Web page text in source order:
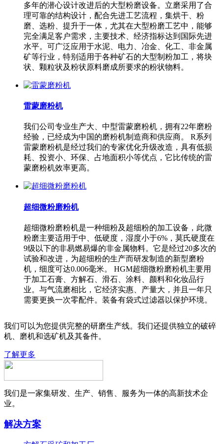
多年的潜心设计改进后的大型粉磨设备。立磨采用了合
理可靠的结构设计，配合先进工艺流程，集烘干、粉
磨、选粉、提升于一体，尤其在大型粉磨工艺中，能够
完全满足客户需求，主要技术、经济指标达到国际先进
水平。可广泛应用于水泥、电力、冶金、化工、非金属
矿等行业，特别适用于各种矿石的大型制粉加工，将块
状、颗粒状及粉状原料磨成所要求的粉状物料。
雷蒙磨粉机
我们公司专业生产大、中型雷蒙磨粉机，拥有22年磨粉
经验，已经成为中国的磨粉机制造商和供应商。 R系列
雷蒙磨粉机是经过我们的专家优化升级改造，具有低损
耗、投资小、环保、占地面积小等优点，它比传统的雷
蒙磨粉机效率更高。
超细微粉磨粉机
超细微粉磨粉机是一种细粉及超细粉的加工设备，此微
粉磨主要适用于中、低硬度，湿度小于6%，莫氏硬度在
9级以下的非易燃易爆的非金属物料。它是经过20多次的
试验和改进，为超细粉的生产而研发制造的新型磨粉
机，细度可达0.006毫米。 HGM超细微粉磨粉机主要用
于加工石膏、方解石、滑石、涂料、颜料和化妆品行
业。与气流磨相比，它经济实惠、产量大，并且一年只
需要更换一次零配件。装备有袋式过滤器以保护环境。
我们可以为您提供完整的研磨生产线。我们还提供独立的破碎
机、磨机和选矿机及其备件。
了解更多
我们是一家集研发、生产、销售、服务为一体的高新技术企
业。
解决方案